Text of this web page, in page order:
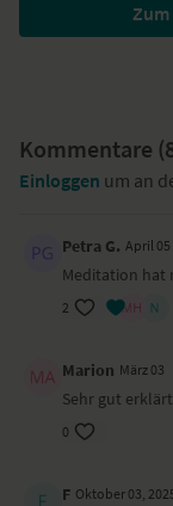
beobachten und zu
Kommentare (
Einloggen um an
Petra G. April 05
Meditation hat
2
Marion März 03
Sehr gut
0
F Oktober 03,